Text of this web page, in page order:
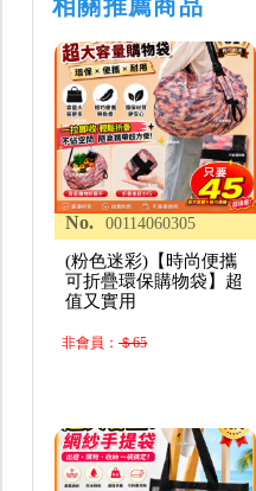
相關推薦商品
No. 00114060305
(粉色迷彩)【時尚便攜
可折疊環保購物袋】超
值又實用
非會員：＄65